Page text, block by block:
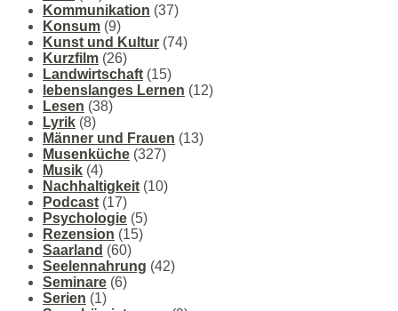
Kommunikation (37)
Konsum (9)
Kunst und Kultur (74)
Kurzfilm (26)
Landwirtschaft (15)
lebenslanges Lernen (12)
Lesen (38)
Lyrik (8)
Männer und Frauen (13)
Musenküche (327)
Musik (4)
Nachhaltigkeit (10)
Podcast (17)
Psychologie (5)
Rezension (15)
Saarland (60)
Seelennahrung (42)
Seminare (6)
Serien (1)